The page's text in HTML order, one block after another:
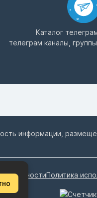
Каталог
телеграм каналы,
информации,
Политика